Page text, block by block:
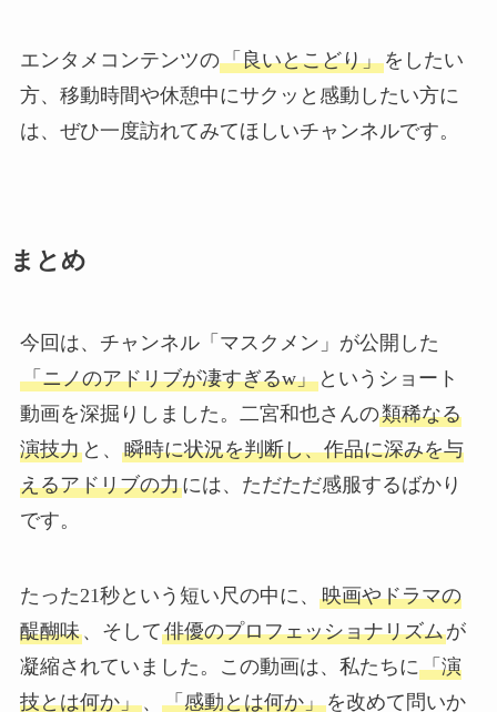
エンタメコンテンツの「良いとこどり」をしたい
方、移動時間や休憩中にサクッと感動したい方に
は、ぜひ一度訪れてみてほしいチャンネルです。
まとめ
今回は、チャンネル「マスクメン」が公開した
「ニノのアドリブが凄すぎるw」というショート
動画を深掘りしました。二宮和也さんの類稀なる
演技力と、 瞬時に状況を判断し、作品に深みを与
えるアドリブの力には、ただただ感服するばかり
です。
たった21秒という短い尺の中に、 映画やドラマの
醍醐味、そして俳優のプロフェッショナリズムが
凝縮されていました。この動画は、私たちに「演
技とは何か」、 「感動とは何か」を改めて問いか